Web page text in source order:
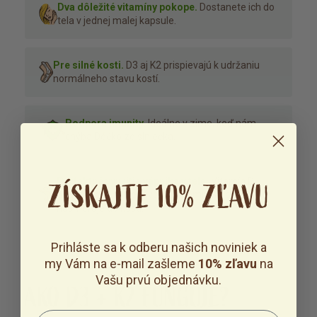
Dva dôležité vitamíny pokope. Dostanete ich do
tela v jednej malej kapsule.
Pre silné kosti. D3 aj K2 prispievajú k udržaniu
normálneho stavu kostí.
Podpora imunity.Ideálne v zime, keď nám
Perfektné využitie vápnika v tele.
Vitamín D
podporí jeho vstrebávanie, vitamín K ho
nasmeruje do kostí.
AKO D3 + K2 FUNGUJE?
ZÍSKAJTE 10% ZĽAVU
Prihláste sa k odberu našich noviniek a
my Vám na e-mail zašleme 10% zľavu na
Vašu prvú objednávku.